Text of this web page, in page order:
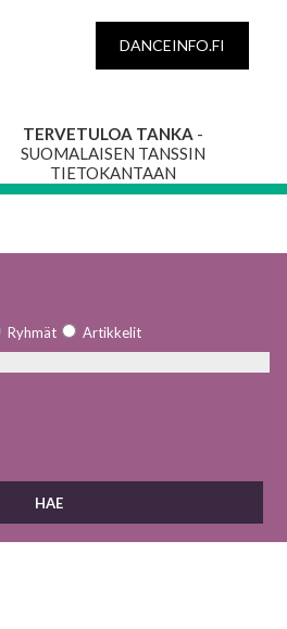
DANCEINFO.FI
TERVETULOA TANKA -
SUOMALAISEN TANSSIN
TIETOKANTAAN
Ryhmät Artikkelit